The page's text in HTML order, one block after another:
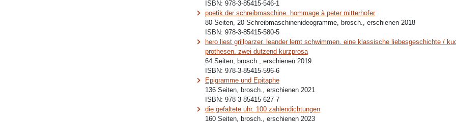
ISBN: 978-3-85415-546-1
poetik der schreibmaschine. hommage à peter mitterhofer
80 Seiten, 20 Schreibmaschinenideogramme, brosch., erschienen 2018
ISBN: 978-3-85415-580-5
hero liest grillparzer. leander lernt schwimmen. eine klassische liebesgeschichte /
prothesen. zwei dutzend kurzprosa
64 Seiten, brosch., erschienen 2019
ISBN: 978-3-85415-596-6
Epigramme und Epitaphe
136 Seiten, brosch., erschienen 2021
ISBN: 978-3-85415-627-7
die gefaltete uhr. 100 zahlendichtungen
160 Seiten, brosch., erschienen 2023